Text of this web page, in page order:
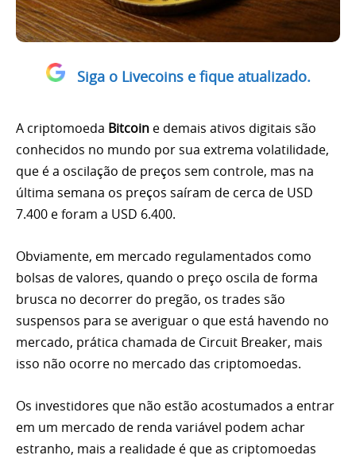
Siga o Livecoins e fique atualizado.
A criptomoeda Bitcoin e demais ativos digitais são
conhecidos no mundo por sua extrema volatilidade,
que é a oscilação de preços sem controle, mas na
última semana os preços saíram de cerca de USD
7.400 e foram a USD 6.400.
Obviamente, em mercado regulamentados como
bolsas de valores, quando o preço oscila de forma
brusca no decorrer do pregão, os trades são
suspensos para se averiguar o que está havendo no
mercado, prática chamada de Circuit Breaker, mais
isso não ocorre no mercado das criptomoedas.
Os investidores que não estão acostumados a entrar
em um mercado de renda variável podem achar
estranho, mais a realidade é que as criptomoedas